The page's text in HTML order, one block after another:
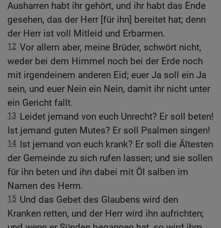
Ausharren habt ihr gehört, und ihr habt das Ende
gesehen, das der Herr [für ihn] bereitet hat; denn
der Herr ist voll Mitleid und Erbarmen.
12 Vor allem aber, meine Brüder, schwört nicht,
weder bei dem Himmel noch bei der Erde noch
mit irgendeinem anderen Eid; euer Ja soll ein Ja
sein, und euer Nein ein Nein, damit ihr nicht unter
ein Gericht fallt.
13 Leidet jemand von euch Unrecht? Er soll beten!
Ist jemand guten Mutes? Er soll Psalmen singen!
14 Ist jemand von euch krank? Er soll die Ältesten
der Gemeinde zu sich rufen lassen; und sie sollen
für ihn beten und ihn dabei mit Öl salben im
Namen des Herrn.
15 Und das Gebet des Glaubens wird den
Kranken retten, und der Herr wird ihn aufrichten;